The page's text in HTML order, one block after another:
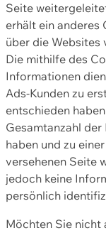
Seite
erhält ein anderes
über die Websites
Die mithilfe des
Informationen
Ads-Kunden zu
entschieden
Gesamtanzahl
haben und zu
versehenen Seite
jedoch keine
persönlich
Möchten Sie nicht